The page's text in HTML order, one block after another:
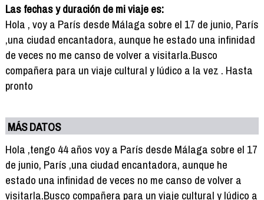
Las fechas y duración de mi viaje es:
Hola , voy a París desde Málaga sobre el 17 de junio, París
,una ciudad encantadora, aunque he estado una infinidad
de veces no me canso de volver a visitarla.Busco
compañera para un viaje cultural y lúdico a la vez . Hasta
pronto
MÁS DATOS
Hola ,tengo 44 años voy a París desde Málaga sobre el 17
de junio, París ,una ciudad encantadora, aunque he
estado una infinidad de veces no me canso de volver a
visitarla.Busco compañera para un viaje cultural y lúdico a